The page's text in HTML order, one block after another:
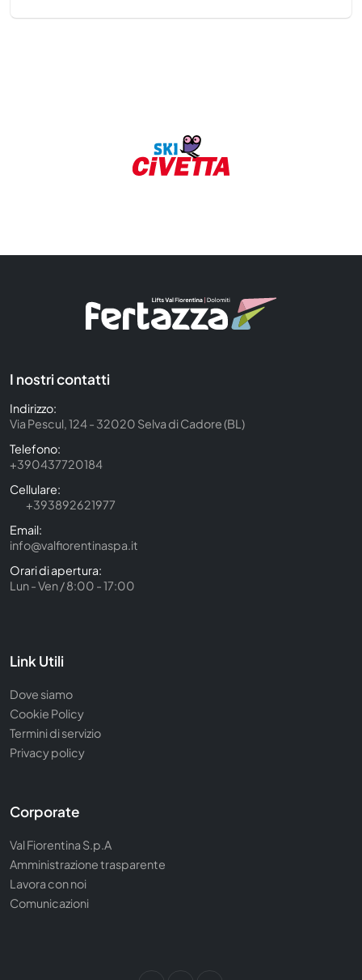
I nostri contatti
Indirizzo:
Via Pescul, 124 - 32020 Selva di Cadore (BL)
Telefono:
+390437720184
Cellulare:
+393892621977
Email:
info@valfiorentinaspa.it
Orari di apertura:
Lun - Ven / 8:00 - 17:00
Link Utili
Dove siamo
Cookie Policy
Termini di servizio
Privacy policy
Corporate
Val Fiorentina S.p.A
Amministrazione trasparente
Lavora con noi
Comunicazioni